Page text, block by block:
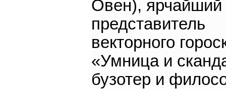
Овен), ярчайший
представитель
векторного
«Умница и
бузотер и